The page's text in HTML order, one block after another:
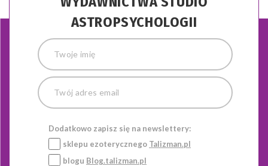
ASTROPSYCHOLOGII
Dodatkowo zapisz się na newslettery:
sklepu ezoterycznego Talizman.pl
blogu Blog.talizman.pl